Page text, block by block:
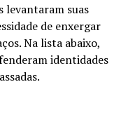
levantaram suas
de enxergar
Na lista abaixo,
identidades